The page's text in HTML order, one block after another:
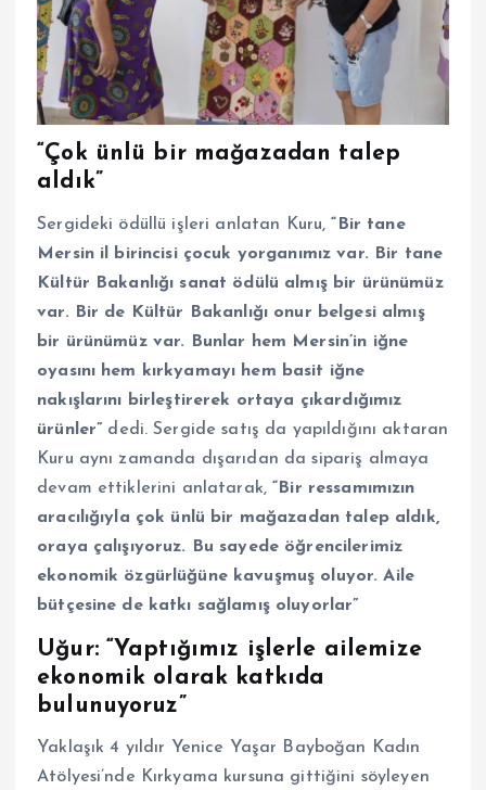
“Çok ünlü bir mağazadan talep
aldık”
Sergideki ödüllü işleri anlatan Kuru,“Bir tane
Mersin il birincisi çocuk yorganımız var. Bir tane
Kültür Bakanlığı sanat ödülü almış bir ürünümüz
var. Bir de Kültür Bakanlığı onur belgesi almış
bir ürünümüz var. Bunlar hem Mersin’in iğne
oyasını hem kırkyamayı hem basit iğne
nakışlarını birleştirerek ortaya çıkardığımız
ürünler” dedi. Sergide satış da yapıldığını aktaran
Kuru aynı zamanda dışarıdan da sipariş almaya
devam ettiklerini anlatarak,“Bir ressamımızın
aracılığıyla çok ünlü bir mağazadan talep aldık,
oraya çalışıyoruz. Bu sayede öğrencilerimiz
ekonomik özgürlüğüne kavuşmuş oluyor. Aile
bütçesine de katkı sağlamış oluyorlar”
Uğur: “Yaptığımız işlerle ailemize
ekonomik olarak katkıda
bulunuyoruz”
Yaklaşık 4 yıldır Yenice Yaşar Bayboğan Kadın
Atölyesi’nde Kırkyama kursuna gittiğini söyleyen